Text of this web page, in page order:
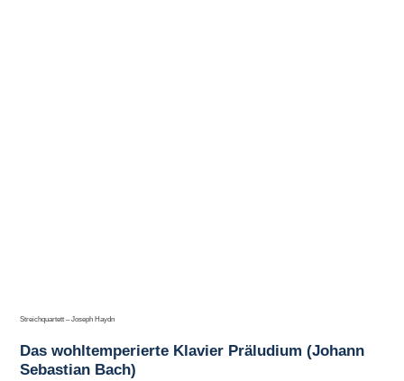
Streichquartett – Joseph Haydn
Das wohltemperierte Klavier Präludium (Johann
Sebastian Bach)